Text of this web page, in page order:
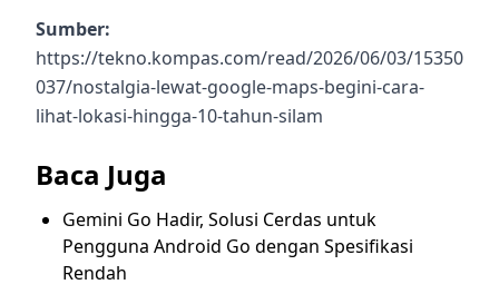
Sumber:
https://tekno.kompas.com/read/2026/06/03/15350
037/nostalgia-lewat-google-maps-begini-cara-
lihat-lokasi-hingga-10-tahun-silam
Baca Juga
Gemini Go Hadir, Solusi Cerdas untuk
Pengguna Android Go dengan Spesifikasi
Rendah